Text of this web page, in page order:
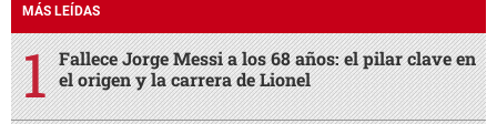
MÁS LEÍDAS
Fallece Jorge Messi a los 68 años: el pilar clave en
el origen y la carrera de Lionel